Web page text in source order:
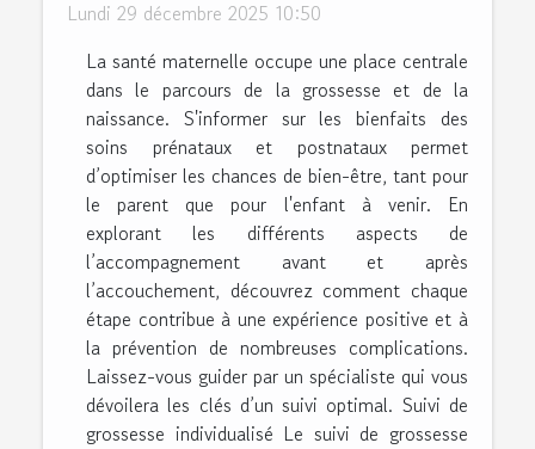
Lundi 29 décembre 2025 10:50
La santé maternelle occupe une place centrale
dans le parcours de la grossesse et de la
naissance. S'informer sur les bienfaits des
soins prénataux et postnataux permet
d’optimiser les chances de bien-être, tant pour
le parent que pour l'enfant à venir. En
explorant les différents aspects de
l’accompagnement avant et après
l’accouchement, découvrez comment chaque
étape contribue à une expérience positive et à
la prévention de nombreuses complications.
Laissez-vous guider par un spécialiste qui vous
dévoilera les clés d’un suivi optimal. Suivi de
grossesse individualisé Le suivi de grossesse